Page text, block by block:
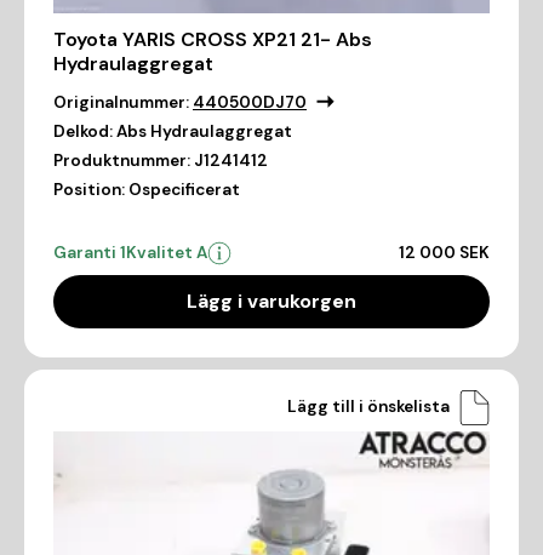
Toyota YARIS CROSS XP21 21- Abs
Hydraulaggregat
Originalnummer: 440500DJ70
Delkod:Abs Hydraulaggregat
Produktnummer: J1241412
Position: Ospecificerat
Garanti 1Kvalitet A 12 000 SEK
Lägg i varukorgen
Lägg till i önskelista